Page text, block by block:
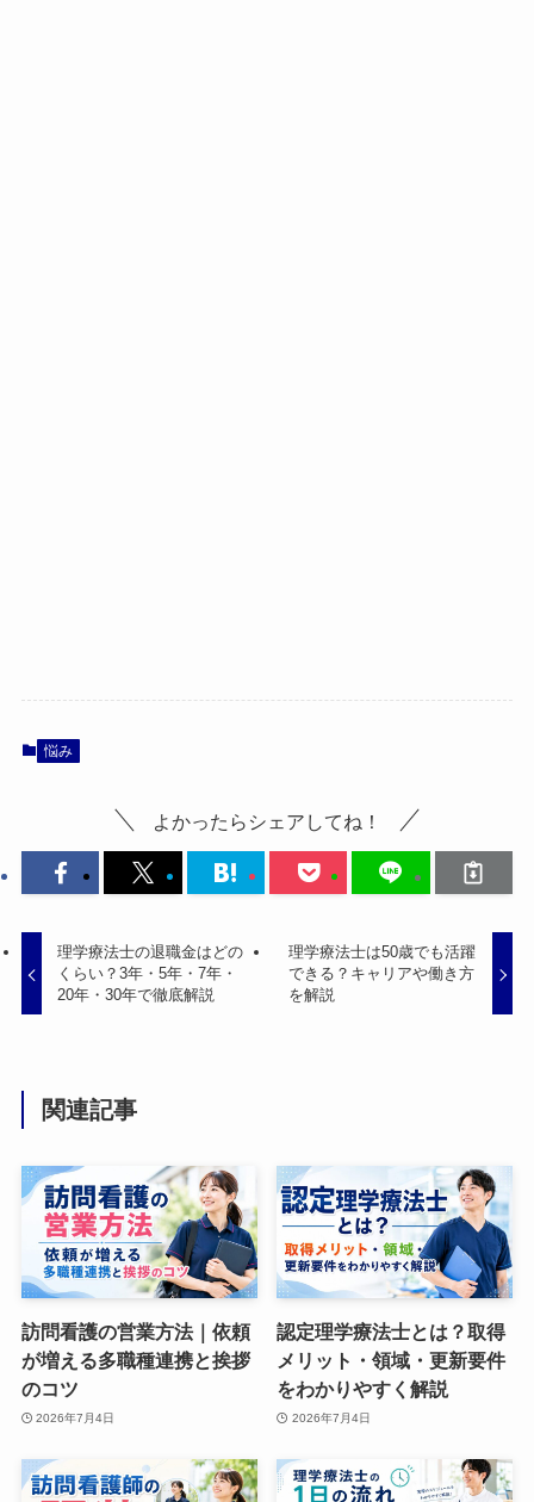
悩み
よかったらシェアしてね！
理学療法士の退職金はどの
くらい？3年・5年・7年・
20年・30年で徹底解説
理学療法士は50歳でも活躍
できる？キャリアや働き方
を解説
関連記事
訪問看護の営業方法｜依頼
が増える多職種連携と挨拶
のコツ
2026年7月4日
認定理学療法士とは？取得
メリット・領域・更新要件
をわかりやすく解説
2026年7月4日